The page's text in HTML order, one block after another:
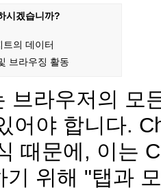
시겠습니까?
트의 데이터
브라우징 활동
브라우저의 모
어야 합니다.
때문에, 이는
기 위해 "탭과